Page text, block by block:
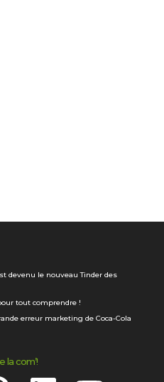
devenu le nouveau Tinder des
tout comprendre !
erreur marketing de Coca-Cola
la com’!
LinkedIn